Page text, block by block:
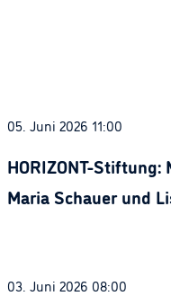
05. Juni 2026 11:00
HORIZONT-
Maria Schauer und
03. Juni 2026 08:00